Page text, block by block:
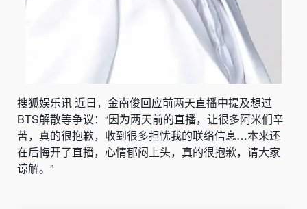
搜狐娱乐讯 近日，金南俊回应前两天直播中提及想过
BTS解散等争议：“因为两天前的直播，让很多阿米们辛
苦，真的很抱歉，收到很多担忧我的联络信息…本来还
在后悔开了直播，心情郁闷上头，真的很抱歉，请大家
谅解。”